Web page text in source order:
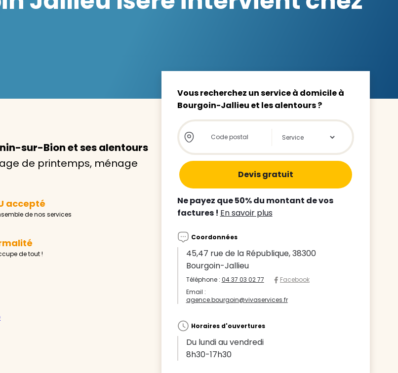
à domicile qui vous
l’entretien de votre logement, la garde de votre enfant
d’un parent, nos intervenants à
sont là pour vous épauler.
un devis gratuit
Trouver mon agence
sur-Bion et ses alentours
de printemps, ménage
accepté
de nos services
de tout !
Vous recherchez un service à domicile à
Bourgoin-Jallieu et les alentours ?
Store locator global - Autocompletion
Rechercher
Ne payez que 50% du montant de vos
factures ! En savoir plus
Coordonnées
45,47 rue de la République, 38300
Bourgoin-Jallieu
Téléphone : 04 37 03 02 77
Facebook
Email :
agence.bourgoin@vivaservices.fr
Horaires d'ouvertures
Du lundi au vendredi
8h30-17h30